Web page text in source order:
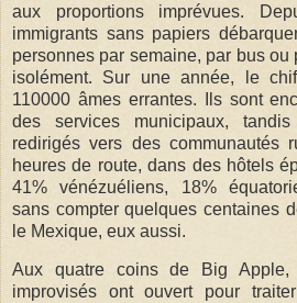
aux proportions imprévues.
immigrants sans papiers
personnes par semaine, par bus ou
isolément. Sur une année, le
110000 âmes errantes. Ils sont
des services municipaux,
redirigés vers des communautés
heures de route, dans des hôtels
41% vénézuéliens, 18%
sans compter quelques centaines
le Mexique, eux aussi.
Aux quatre coins de Big Apple,
improvisés ont ouvert pour